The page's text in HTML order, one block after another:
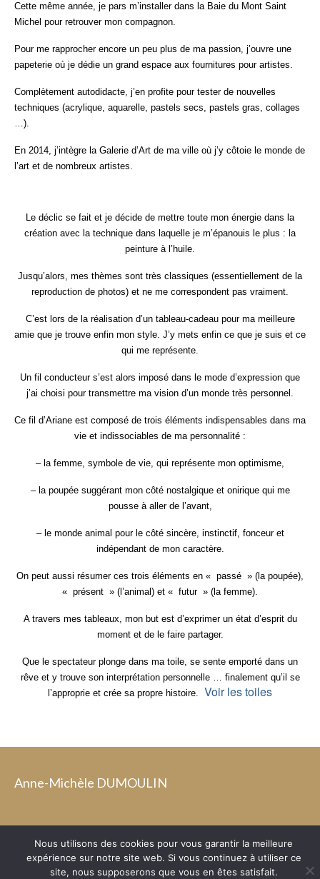
Cette même année, je pars m’installer dans la Baie du Mont Saint
Michel pour retrouver mon compagnon.
Pour me rapprocher encore un peu plus de ma passion, j’ouvre une
papeterie où je dédie un grand espace aux fournitures pour artistes.
Complètement autodidacte, j’en profite pour tester de nouvelles
techniques (acrylique, aquarelle, pastels secs, pastels gras, collages
…).
En 2014, j’intègre la Galerie d’Art de ma ville où j’y côtoie le monde de
l’art et de nombreux artistes.
Le déclic se fait et je décide de mettre toute mon énergie dans la
création avec la technique dans laquelle je m’épanouis le plus : la
peinture à l’huile.
Jusqu’alors, mes thèmes sont très classiques (essentiellement de la
reproduction de photos) et ne me correspondent pas vraiment.
C’est lors de la réalisation d’un tableau-cadeau pour ma meilleure
amie que je trouve enfin mon style. J’y mets enfin ce que je suis et ce
qui me représente.
Un fil conducteur s’est alors imposé dans le mode d’expression que
j’ai choisi pour transmettre ma vision d’un monde très personnel.
Ce fil d’Ariane est composé de trois éléments indispensables dans ma
vie et indissociables de ma personnalité :
– la femme, symbole de vie, qui représente mon optimisme,
– la poupée suggérant mon côté nostalgique et onirique qui me
pousse à aller de l’avant,
– le monde animal pour le côté sincère, instinctif, fonceur et
indépendant de mon caractère.
On peut aussi résumer ces trois éléments en « passé » (la poupée),
« présent » (l’animal) et « futur » (la femme).
A travers mes tableaux, mon but est d’exprimer un état d’esprit du
moment et de le faire partager.
Que le spectateur plonge dans ma toile, se sente emporté dans un
rêve et y trouve son interprétation personnelle … finalement qu’il se
l’approprie et crée sa propre histoire. Voir les toiles
Anne-Michèle DUMOULIN
Politique de confidentialité Mentions légales
Plan du site
© 2026 Anne-Michèle DUMOULIN
Nous utilisons des cookies pour vous garantir la meilleure
expérience sur notre site web. Si vous continuez à utiliser ce
site, nous supposerons que vous en êtes satisfait.